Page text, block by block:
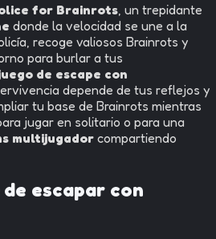
for Brainrots , un trepidante
donde la velocidad se une a la
recoge valiosos Brainrots y
para burlar a tus
de escape con
depende de tus reflejos y
tu base de Brainrots mientras
jugar en solitario o para una
multijugador compartiendo
escapar con